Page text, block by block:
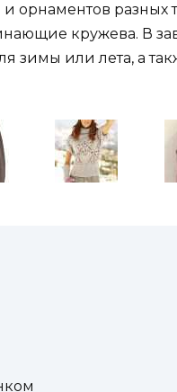
орнаментов разных
кружева. В
зимы или лета, а